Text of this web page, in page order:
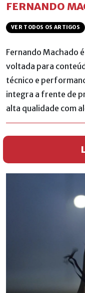
FERNANDO
VER TODOS OS ARTIGOS
Fernando Machado
voltada para
técnico e
integra a frente de
alta qualidade com